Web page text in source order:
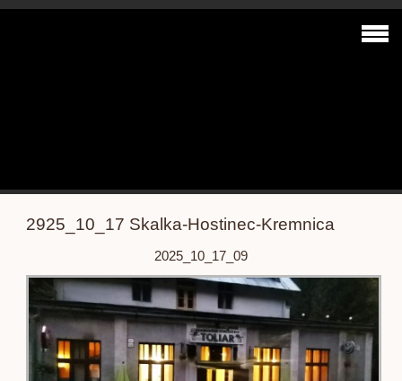
2925_10_17 Skalka-Hostinec-Kremnica
2025_10_17_09